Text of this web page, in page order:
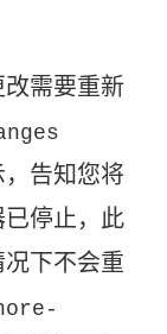
需要重新
告知您将
停止，此
下不会重